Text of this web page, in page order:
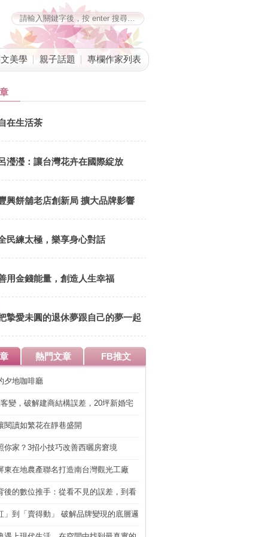
美學 親子話題 專欄作家列表
在生活茶
瀅瀅：讓台灣花卉在國際綻放
興餅舖老店創新局 擴大品牌影響
民練太極，樂享身心對話
用金錢能量，創造人生幸福
摯愛未圓的退休夢跟自己的夢一起
現
熱門文章 FB推文
夕地咖啡廳
變，破解建商結構誤差，20坪新婚宅
閱讀如繁花在靜巷盛開
你家？3招小技巧改善西曬房窘境
東在地農產聯名打造南台灣觀光工廠
後的數位推手：從看不見的誤差，到看
」到「賣得動」 破解品牌變現的底層邏